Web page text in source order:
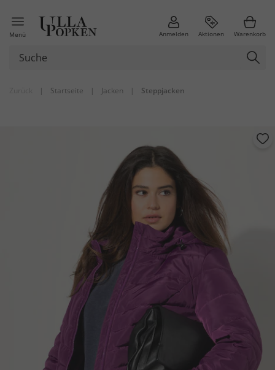
Menü Anmelden Aktionen Warenkorb
| Startseite | Jacken | Steppjacken